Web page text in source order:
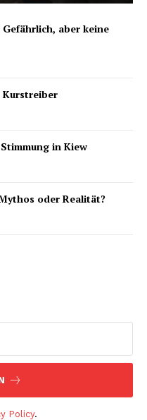
aber keine
Kurstreiber
in Kiew
oder Realität?
Policy.